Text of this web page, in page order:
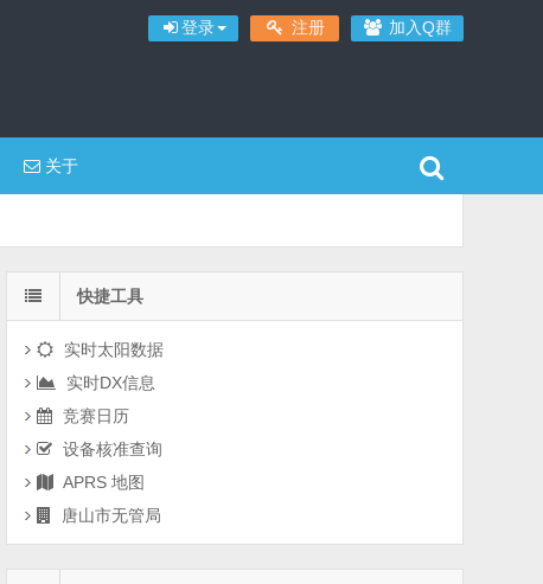
登录 注册 加入Q群
关于
快捷工具
实时太阳数据
实时DX信息
竞赛日历
设备核准查询
APRS 地图
唐山市无管局